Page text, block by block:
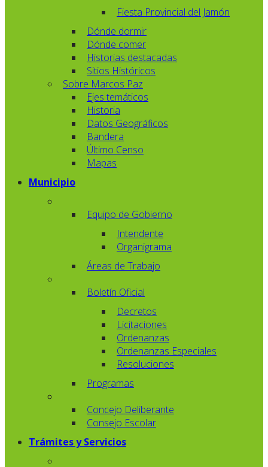
Fiesta Provincial del Jamón
Dónde dormir
Dónde comer
Historias destacadas
Sitios Históricos
Sobre Marcos Paz
Ejes temáticos
Historia
Datos Geográficos
Bandera
Último Censo
Mapas
Municipio
Equipo de Gobierno
Intendente
Organigrama
Áreas de Trabajo
Boletín Oficial
Decretos
Licitaciones
Ordenanzas
Ordenanzas Especiales
Resoluciones
Programas
Concejo Deliberante
Consejo Escolar
Trámites y Servicios